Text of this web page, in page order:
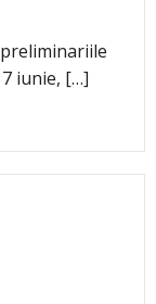
iunie, […]